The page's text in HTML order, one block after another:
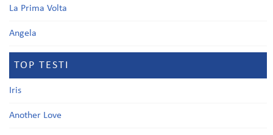
La Prima Volta
Angela
TOP TESTI
Iris
Another Love